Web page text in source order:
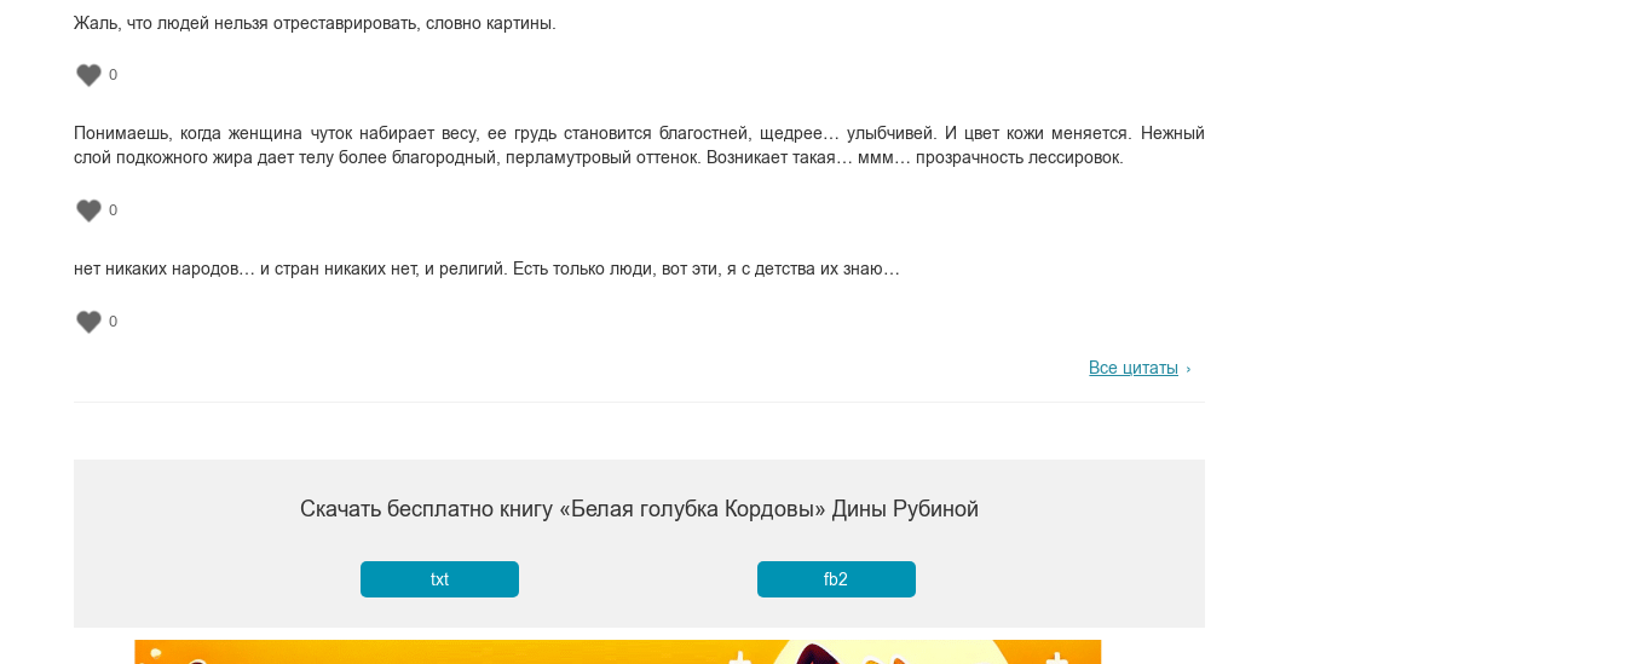
Жаль, что людей нельзя отреставрировать, словно картины.
0
Понимаешь, когда женщина чуток набирает весу, ее грудь становится благостней, щедрее… улыбчивей. И цвет кожи меняется. Нежный
слой подкожного жира дает телу более благородный, перламутровый оттенок. Возникает такая… ммм… прозрачность лессировок.
0
нет никаких народов… и стран никаких нет, и религий. Есть только люди, вот эти, я с детства их знаю…
0
Все цитаты
Скачать бесплатно книгу «Белая голубка Кордовы» Дины Рубиной
txt fb2